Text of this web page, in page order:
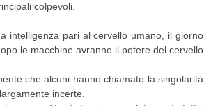
colpevoli.
intelligenza pari al cervello umano, il giorno
le macchine avranno il potere del cervello
che alcuni hanno chiamato la singolarità
incerte.